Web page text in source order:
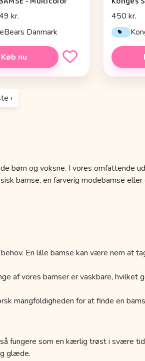
kr.
Danmark
Køb nu
450 kr.
›
børn og voksne. I vores omfattende
bamse, en farverig modebamse eller
En lille bamse kan være nem at
af vores bamser er vaskbare, hvilket
mangfoldigheden for at finde en
fungere som en kærlig trøst i svære
glæde.